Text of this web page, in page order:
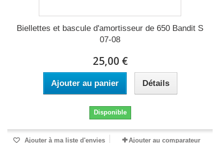
Biellettes et bascule d'amortisseur de 650 Bandit S
07-08
25,00 €
Ajouter au panier Détails
Disponible
Ajouter à ma liste d'envies Ajouter au comparateur